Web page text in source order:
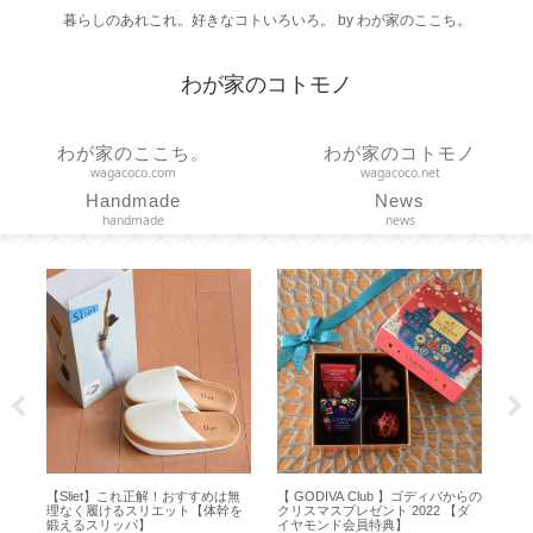
暮らしのあれこれ。好きなコトいろいろ。 by わが家のここち。
わが家のコトモノ
わが家のここち。
wagacoco.com
わが家のコトモノ
wagacoco.net
Handmade
handmade
News
news
【ヘアケア】髪を内側から補修す
る活性ケラチン配合！大人髪の補
修ケア【 ITE Premium 】
【ボールアンドチェーン】選ぶな
らコレ！オリジナルシリーズ定番
色のLサイズ【ダマスク／ブラッ